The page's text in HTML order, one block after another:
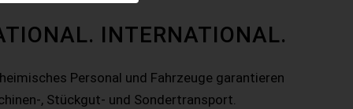
INTERNATIONAL.
Personal und Fahrzeuge garantieren
, Stückgut- und Sondertransport.